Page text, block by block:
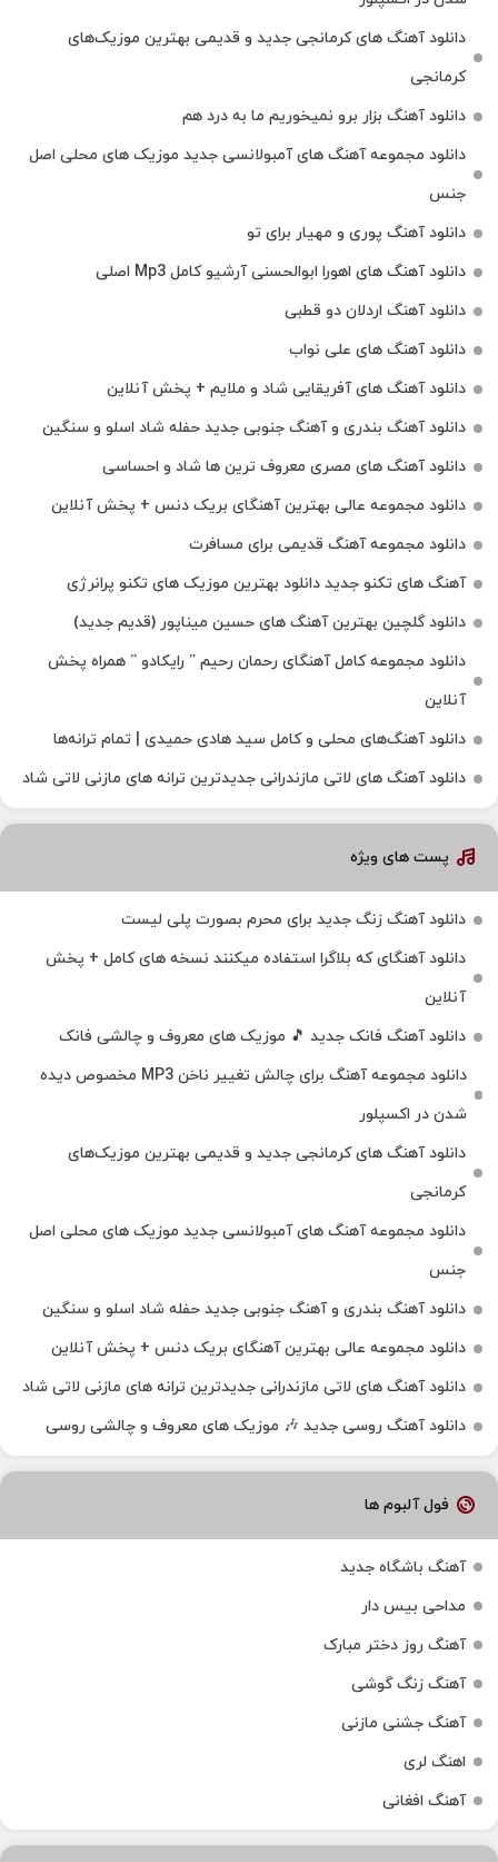
دانلود آهنگ‌ های کرمانجی جدید و قدیمی بهترین موزیک‌های
کرمانجی
دانلود آهنگ بزار برو نمیخوریم ما به درد هم
دانلود مجموعه آهنگ های آمبولانسی جدید موزیک های محلی اصل
جنس
دانلود آهنگ پوری و مهیار برای تو
دانلود آهنگ های اهورا ابوالحسنی آرشیو کامل Mp3 اصلی
دانلود آهنگ اردلان دو قطبی
دانلود آهنگ های علی نواب
دانلود آهنگ های آفریقایی شاد و ملایم + پخش آنلاین
دانلود آهنگ بندری و آهنگ جنوبی جدید حفله شاد اسلو و سنگین
دانلود آهنگ های مصری معروف ترین ها شاد و احساسی
دانلود مجموعه عالی بهترین آهنگای بریک دنس + پخش آنلاین
دانلود مجموعه آهنگ قدیمی برای مسافرت
آهنگ های تکنو جدید دانلود بهترین موزیک های تکنو پرانرژی
دانلود گلچین بهترین آهنگ های حسین میناپور (قدیم جدید)
دانلود مجموعه کامل آهنگای رحمان رحیم ” رایکادو ” همراه پخش
آنلاین
دانلود آهنگ‌های محلی و کامل سید هادی حمیدی | تمام ترانه‌ها
دانلود آهنگ‌ های لاتی مازندرانی جدیدترین ترانه های مازنی لاتی شاد
پست های ویژه
دانلود آهنگ زنگ جدید برای محرم بصورت پلی لیست
دانلود آهنگای که بلاگرا استفاده میکنند نسخه های کامل + پخش
آنلاین
دانلود آهنگ فانک جدید 🎵 موزیک‌ های معروف و چالشی فانک
دانلود مجموعه آهنگ برای چالش تغییر ناخن MP3 مخصوص دیده
شدن در اکسپلور
دانلود آهنگ‌ های کرمانجی جدید و قدیمی بهترین موزیک‌های
کرمانجی
دانلود مجموعه آهنگ های آمبولانسی جدید موزیک های محلی اصل
جنس
دانلود آهنگ بندری و آهنگ جنوبی جدید حفله شاد اسلو و سنگین
دانلود مجموعه عالی بهترین آهنگای بریک دنس + پخش آنلاین
دانلود آهنگ‌ های لاتی مازندرانی جدیدترین ترانه های مازنی لاتی شاد
دانلود آهنگ روسی جدید 🎶 موزیک‌ های معروف و چالشی روسی
فول آلبوم ها
آهنگ باشگاه جدید
مداحی بیس دار
آهنگ روز دختر مبارک
آهنگ زنگ گوشی
آهنگ جشنی مازنی
اهنگ لری
آهنگ افغانی